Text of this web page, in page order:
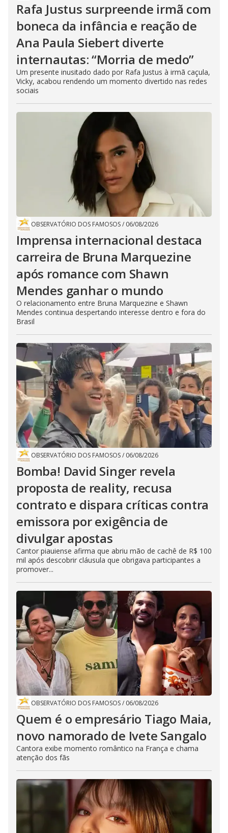
Rafa Justus surpreende irmã com
boneca da infância e reação de
Ana Paula Siebert diverte
internautas: “Morria de medo”
Um presente inusitado dado por Rafa Justus à irmã caçula,
Vicky, acabou rendendo um momento divertido nas redes
sociais
OBSERVATÓRIO DOS FAMOSOS/ 06/08/2026
Imprensa internacional destaca
carreira de Bruna Marquezine
após romance com Shawn
Mendes ganhar o mundo
O relacionamento entre Bruna Marquezine e Shawn
Mendes continua despertando interesse dentro e fora do
Brasil
OBSERVATÓRIO DOS FAMOSOS/ 06/08/2026
Bomba! David Singer revela
proposta de reality, recusa
contrato e dispara críticas contra
emissora por exigência de
divulgar apostas
Cantor piauiense afirma que abriu mão de cachê de R$ 100
mil após descobrir cláusula que obrigava participantes a
promover...
OBSERVATÓRIO DOS FAMOSOS/ 06/08/2026
Quem é o empresário Tiago Maia,
novo namorado de Ivete Sangalo
Cantora exibe momento romântico na França e chama
atenção dos fãs